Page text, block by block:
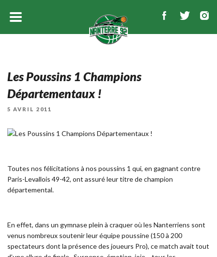
Les Poussins 1 Champions
Départementaux !
PUBLIÉ
5 AVRIL 2011
Toutes nos félicitations à nos poussins 1 qui, en gagnant contre
Paris-Levallois 49-42, ont assuré leur titre de champion
départemental.
En effet, dans un gymnase plein à craquer où les Nanterriens sont
venus nombreux soutenir leur équipe poussine (150 à 200
spectateurs dont la présence des joueurs Pro), ce match avait tout